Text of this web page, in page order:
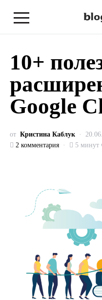
10+
Google
от Кристина Каблук
2 комментария
5 минут